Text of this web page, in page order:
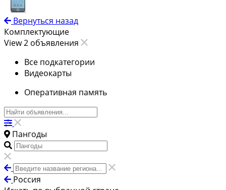
Вернуться назад
Комплектующие
View 2 объявления
Все подкатегории
Видеокарты
Оперативная память
Пангоды
Россия